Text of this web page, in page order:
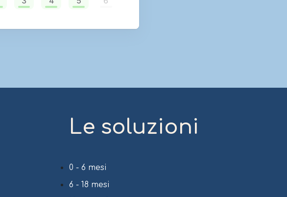
Le soluzioni
0 - 6 mesi
6 - 18 mesi